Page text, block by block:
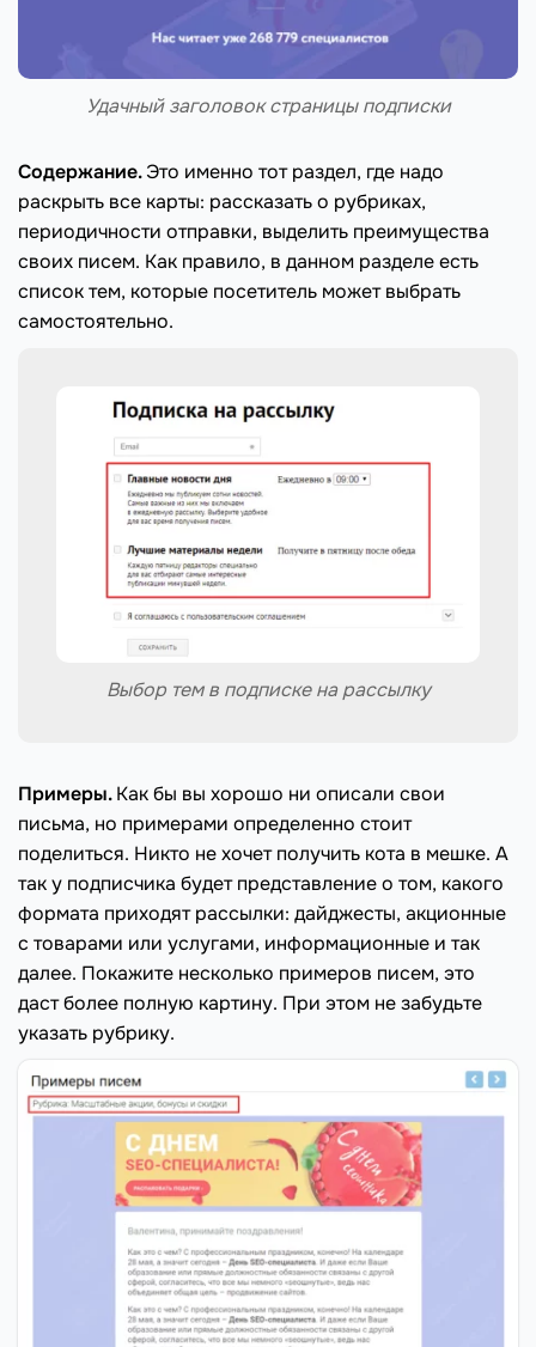
Удачный заголовок страницы подписки
Содержание.Это именно тот раздел, где надо
раскрыть все карты: рассказать о рубриках,
периодичности отправки, выделить преимущества
своих писем. Как правило, в данном разделе есть
список тем, которые посетитель может выбрать
самостоятельно.
Выбор тем в подписке на рассылку
Примеры.Как бы вы хорошо ни описали свои
письма, но примерами определенно стоит
поделиться. Никто не хочет получить кота в мешке. А
так у подписчика будет представление о том, какого
формата приходят рассылки: дайджесты, акционные
с товарами или услугами, информационные и так
далее. Покажите несколько примеров писем, это
даст более полную картину. При этом не забудьте
указать рубрику.